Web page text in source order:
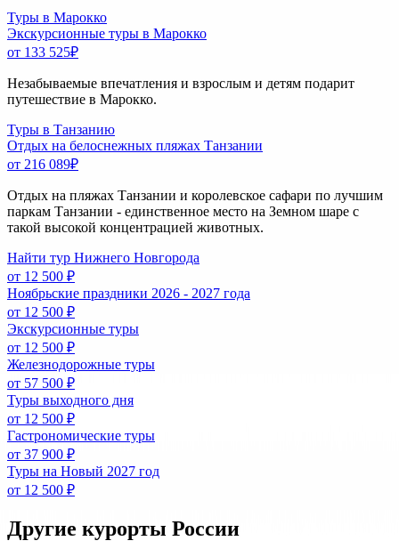
Туры в Марокко
Экскурсионные туры в Марокко
от 133 525₽
Незабываемые впечатления и взрослым и детям подарит
путешествие в Марокко.
Туры в Танзанию
Отдых на белоснежных пляжах Танзании
от 216 089₽
Отдых на пляжах Танзании и королевское сафари по лучшим
паркам Танзании - единственное место на Земном шаре с
такой высокой концентрацией животных.
Найти тур Нижнего Новгорода
от 12 500 ₽
Ноябрьские праздники 2026 - 2027 года
от 12 500 ₽
Экскурсионные туры
от 12 500 ₽
Железнодорожные туры
от 57 500 ₽
Туры выходного дня
от 12 500 ₽
Гастрономические туры
от 37 900 ₽
Туры на Новый 2027 год
от 12 500 ₽
Другие курорты России